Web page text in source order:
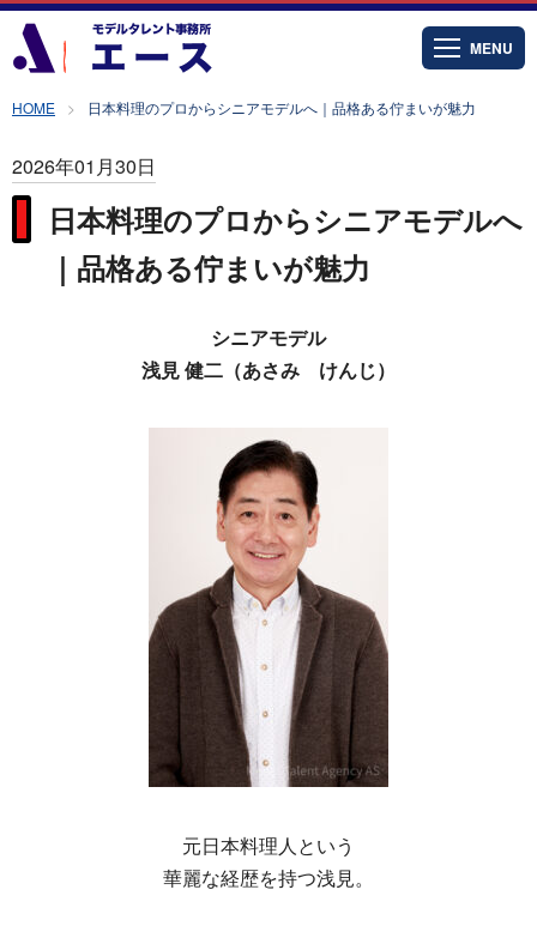
MENU
HOME 日本料理のプロからシニアモデルへ｜品格ある佇まいが魅力
2026年01月30日
日本料理のプロからシニアモデルへ
｜品格ある佇まいが魅力
シニアモデル
浅見 健二（あさみ けんじ）
元日本料理人という
華麗な経歴を持つ浅見。